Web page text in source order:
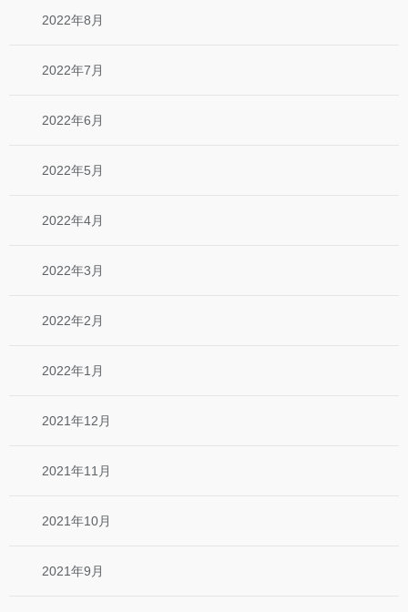
2022年8月
2022年7月
2022年6月
2022年5月
2022年4月
2022年3月
2022年2月
2022年1月
2021年12月
2021年11月
2021年10月
2021年9月